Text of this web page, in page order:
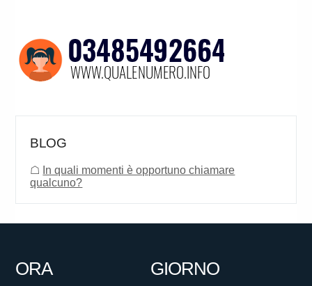
BLOG
☖ In quali momenti è opportuno chiamare
qualcuno?
ORA GIORNO